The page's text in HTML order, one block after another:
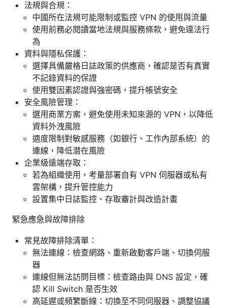
法規與合規：
中國所在法規可能限制或監控 VPN 的使用與流量
使用前務必閱讀當地法規與服務條款，避免違法行
為
資料與隱私保護：
選擇具備嚴格日誌政策的供應商，確認是否有真實
不記錄資料的保證
使用雙因素認證與強密碼，提升帳號安全
安全風險管理：
選用商業方案，避免使用未知來源的 VPN，以降低
資料外洩風險
適度限制對敏感服務（如銀行、工作內部系統）的
連線，降低潜在風險
企業級遠端存取：
若為組織使用，考量部署自有 VPN 伺服器或私有
雲架構，提升管控能力
設置集中日誌監控、存取審計與改造計畫
緊急應急與故障排除
常見故障排除清單：
無法連線：檢查網路、重新啟動客戶端、切換伺服
器
連線但無法訪問目標：檢查路由與 DNS 設定，確
認 Kill Switch 是否生效
高延遲或頻繁斷線：切換至不同伺服器、調整協議